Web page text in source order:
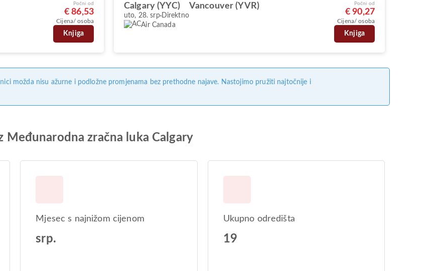
Počni od
€ 86,53
Cijena/ osoba
Knjiga
Calgary (YYC) Vancouver (YVR)
uto, 28. srp Direktno
Air Canada
Počni od
€ 90,27
Cijena/ osoba
Knjiga
možda nisu ažurne i podložne promjenama bez prethodne najave. Nastojimo pružiti najtočnije i
zračna luka Calgary
Mjesec s najnižom cijenom
srp.
Ukupno odredišta
19